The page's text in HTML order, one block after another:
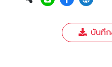
บันทึ